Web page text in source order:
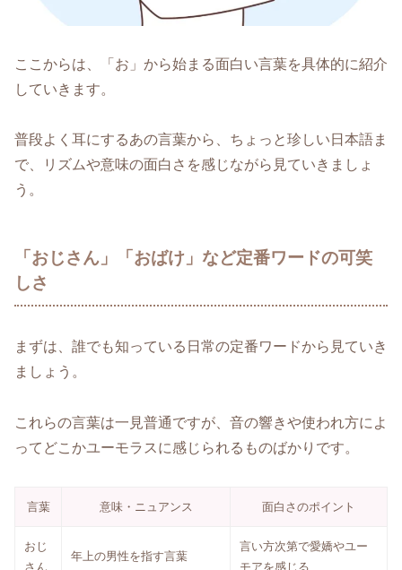
ここからは、「お」から始まる面白い言葉を具体的に紹介
していきます。
普段よく耳にするあの言葉から、ちょっと珍しい日本語ま
で、リズムや意味の面白さを感じながら見ていきましょ
う。
「おじさん」「おばけ」など定番ワードの可笑
しさ
まずは、誰でも知っている日常の定番ワードから見ていき
ましょう。
これらの言葉は一見普通ですが、音の響きや使われ方によ
ってどこかユーモラスに感じられるものばかりです。
言葉 意味・ニュアンス 面白さのポイント
おじ
さん
年上の男性を指す言葉
言い方次第で愛嬌やユー
モアを感じる